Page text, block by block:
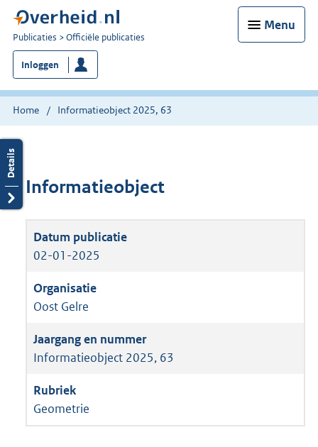
Menu
U
bent
nu
hier:
Publicaties Officiële publicaties
Inloggen
Home Informatieobject 2025, 63
Informatieobject
02-01-2025
Oost Gelre
Informatieobject 2025, 63
Geometrie